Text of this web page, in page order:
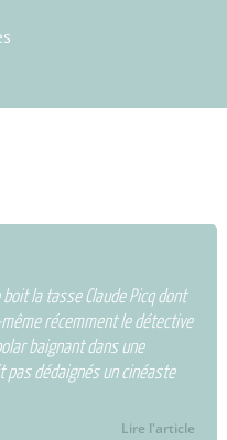
boit la tasse Claude Picq dont
récemment le détective
baignant dans une
pas dédaignés un cinéaste
Lire l'article